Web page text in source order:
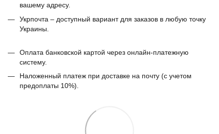
вашему адресу.
Укрпочта – доступный вариант для заказов в любую точку
Украины.
Оплата банковской картой через онлайн-платежную
систему.
Наложенный платеж при доставке на почту (с учетом
предоплаты 10%).